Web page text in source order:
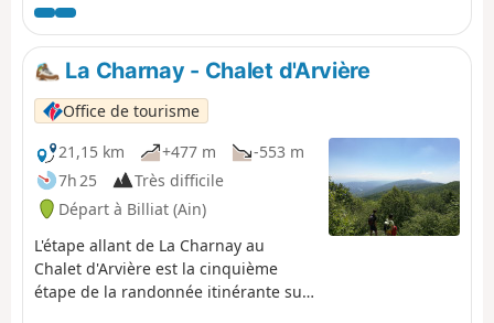
Mandeure (Doubs) à Culoz (Ain) en 15 à 20 jours,
traversant les Montagnes du Jura et le Parc naturel
régional du Haut-Jura. Le parcours proposé ici
correspond à la seconde moitié de l'itinéraire.
La Charnay - Chalet d'Arvière
Office de tourisme
21,15 km
+477 m
-553 m
7h 25
Très difficile
Départ à Billiat (Ain)
L'étape allant de La Charnay au
Chalet d'Arvière est la cinquième
étape de la randonnée itinérante sur